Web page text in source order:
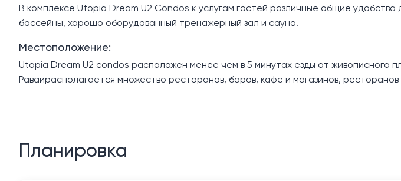
В комплексе Utopia Dream U2 Condos к услугам гостей различные общие удобства
бассейны, хорошо оборудованный тренажерный зал и сауна.
Местоположение:
Utopia Dream U2 condos расположен менее чем в 5 минутах езды от живописного
Раваирасполагается множество ресторанов, баров, кафе и магазинов,
Планировка